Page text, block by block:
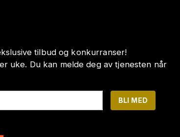
tilbud og konkurranser!
uke. Du kan melde deg av tjenesten når
BLI MED